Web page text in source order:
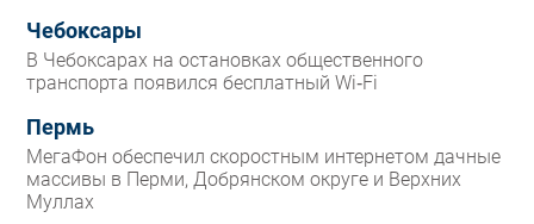
Чебоксары
В Чебоксарах на остановках общественного
транспорта появился бесплатный Wi‑Fi
Пермь
МегаФон обеспечил скоростным интернетом дачные
массивы в Перми, Добрянском округе и Верхних
Муллах